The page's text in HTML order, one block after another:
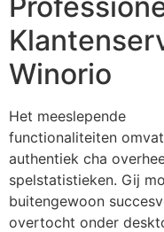
Winorio
Het meeslepende
functionaliteiten
authentiek cha
spelstatistieken. Gij
buitengewoon
overtocht onder